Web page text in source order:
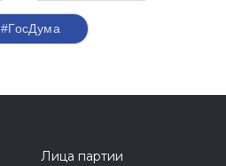
#ГосДума
Лица партии